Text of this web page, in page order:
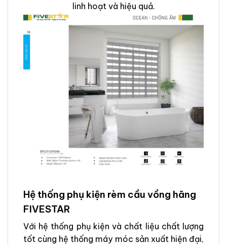
linh hoạt và hiệu quả.
Hệ thống phụ kiện rèm cầu vồng hãng
FIVESTAR
Với hệ thống phụ kiện và chất liệu chất lượng
tốt cùng hệ thống máy móc sản xuất hiện đại,